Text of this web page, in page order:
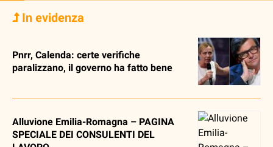
In evidenza
Pnrr, Calenda: certe verifiche
paralizzano, il governo ha fatto bene
Alluvione Emilia-Romagna – PAGINA
SPECIALE DEI CONSULENTI DEL